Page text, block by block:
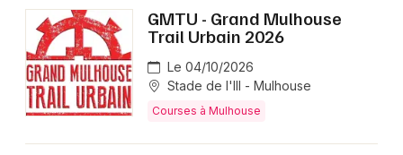
GMTU - Grand Mulhouse
Trail Urbain 2026
Le 04/10/2026
Stade de l'Ill - Mulhouse
Courses à Mulhouse